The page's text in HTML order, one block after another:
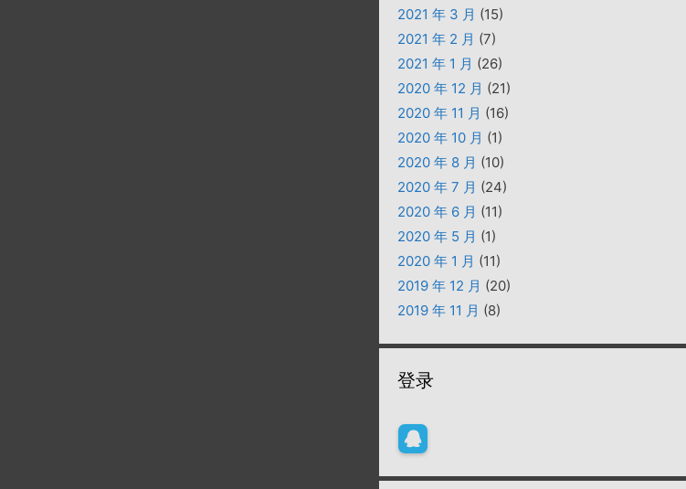
2021 年 3 月 (15)
2021 年 2 月 (7)
2021 年 1 月 (26)
2020 年 12 月 (21)
2020 年 11 月 (16)
2020 年 10 月 (1)
2020 年 8 月 (10)
2020 年 7 月 (24)
2020 年 6 月 (11)
2020 年 5 月 (1)
2020 年 1 月 (11)
2019 年 12 月 (20)
2019 年 11 月 (8)
登录